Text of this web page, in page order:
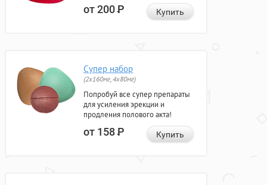
от 200Р Купить
Супер набор
(2х160мг, 4х80мг)
Попробуй все супер препараты
для усиления эрекции и
продления полового акта!
от 158Р Купить